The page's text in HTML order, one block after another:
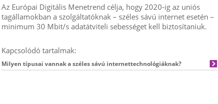
Az Európai Digitális Menetrend célja, hogy 2020-ig az uniós
tagállamokban a szolgáltatóknak – széles sávú internet esetén –
minimum 30 Mbit/s adatátviteli sebességet kell biztosítaniuk.
Kapcsolódó tartalmak:
Milyen típusai vannak a széles sávú internettechnológiáknak?